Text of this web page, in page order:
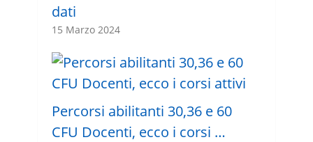
dati
15 Marzo 2024
Percorsi abilitanti 30,36 e 60
CFU Docenti, ecco i corsi …